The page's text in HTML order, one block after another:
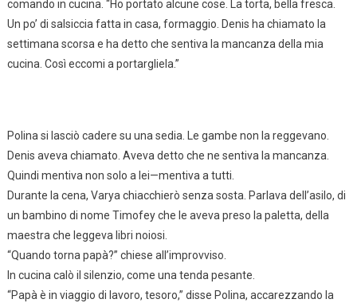
comando in cucina. “Ho portato alcune cose. La torta, bella fresca.
Un po’ di salsiccia fatta in casa, formaggio. Denis ha chiamato la
settimana scorsa e ha detto che sentiva la mancanza della mia
cucina. Così eccomi a portargliela.”
Polina si lasciò cadere su una sedia. Le gambe non la reggevano.
Denis aveva chiamato. Aveva detto che ne sentiva la mancanza.
Quindi mentiva non solo a lei—mentiva a tutti.
Durante la cena, Varya chiacchierò senza sosta. Parlava dell’asilo, di
un bambino di nome Timofey che le aveva preso la paletta, della
maestra che leggeva libri noiosi.
“Quando torna papà?” chiese all’improvviso.
In cucina calò il silenzio, come una tenda pesante.
“Papà è in viaggio di lavoro, tesoro,” disse Polina, accarezzando la